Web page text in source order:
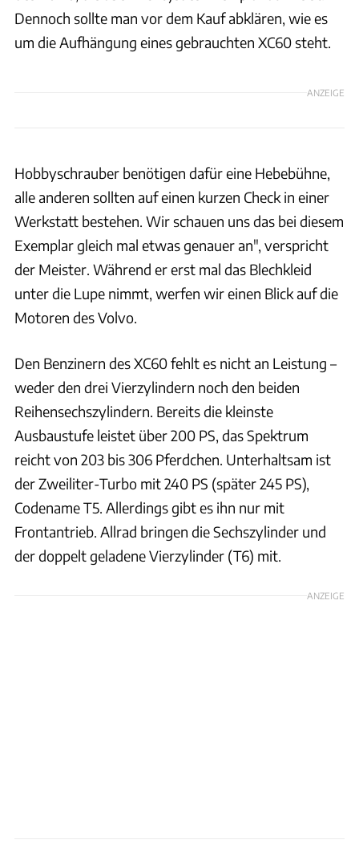
Dennoch sollte man vor dem Kauf abklären, wie es
um die Aufhängung eines gebrauchten XC60 steht.
ANZEIGE
Hobbyschrauber benötigen dafür eine Hebebühne,
alle anderen sollten auf einen kurzen Check in einer
Werkstatt bestehen. Wir schauen uns das bei diesem
Exemplar gleich mal etwas genauer an", verspricht
der Meister. Während er erst mal das Blechkleid
unter die Lupe nimmt, werfen wir einen Blick auf die
Motoren des Volvo.
Den Benzinern des XC60 fehlt es nicht an Leistung –
weder den drei Vierzylindern noch den beiden
Reihensechszylindern. Bereits die kleinste
Ausbaustufe leistet über 200 PS, das Spektrum
reicht von 203 bis 306 Pferdchen. Unterhaltsam ist
der Zweiliter-Turbo mit 240 PS (später 245 PS),
Codename T5. Allerdings gibt es ihn nur mit
Frontantrieb. Allrad bringen die Sechszylinder und
der doppelt geladene Vierzylinder (T6) mit.
ANZEIGE